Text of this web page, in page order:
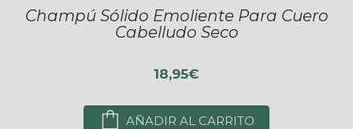
Champú Sólido Emoliente Para Cuero
Cabelludo Seco
18,95€
AÑADIR AL CARRITO